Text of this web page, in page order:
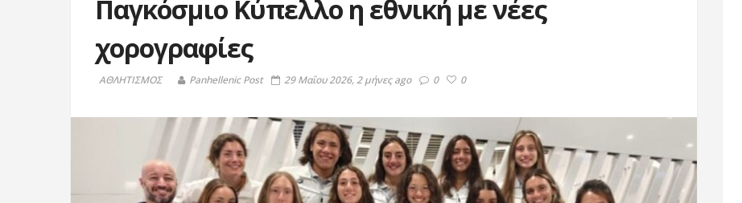
Παγκόσμιο Κύπελλο η εθνική με νέες
χορογραφίες
ΑΘΛΗΤΙΣΜΟΣ Panhellenic Post 29 Μαΐου 2026, 2 μήνες ago 0 0